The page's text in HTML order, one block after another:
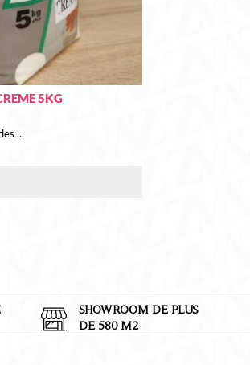
5KG
...
SHOWROOM DE PLUS
DE 580 M2